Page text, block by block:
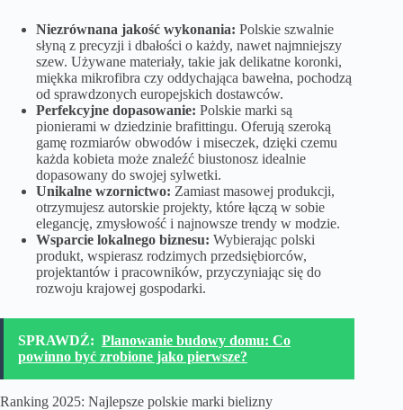
Niezrównana jakość wykonania: Polskie szwalnie
słyną z precyzji i dbałości o każdy, nawet najmniejszy
szew. Używane materiały, takie jak delikatne koronki,
miękka mikrofibra czy oddychająca bawełna, pochodzą
od sprawdzonych europejskich dostawców.
Perfekcyjne dopasowanie: Polskie marki są
pionierami w dziedzinie brafittingu. Oferują szeroką
gamę rozmiarów obwodów i miseczek, dzięki czemu
każda kobieta może znaleźć biustonosz idealnie
dopasowany do swojej sylwetki.
Unikalne wzornictwo: Zamiast masowej produkcji,
otrzymujesz autorskie projekty, które łączą w sobie
elegancję, zmysłowość i najnowsze trendy w modzie.
Wsparcie lokalnego biznesu: Wybierając polski
produkt, wspierasz rodzimych przedsiębiorców,
projektantów i pracowników, przyczyniając się do
rozwoju krajowej gospodarki.
SPRAWDŹ: Planowanie budowy domu: Co
powinno być zrobione jako pierwsze?
Ranking 2025: Najlepsze polskie marki bielizny